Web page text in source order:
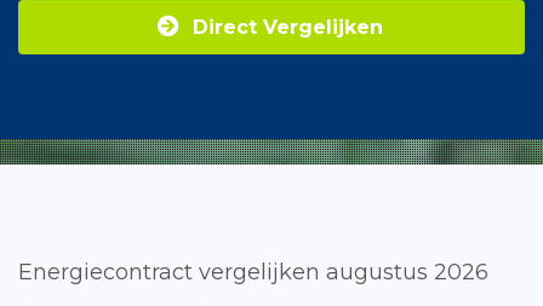
Direct Vergelijken
Energiecontract vergelijken augustus 2026